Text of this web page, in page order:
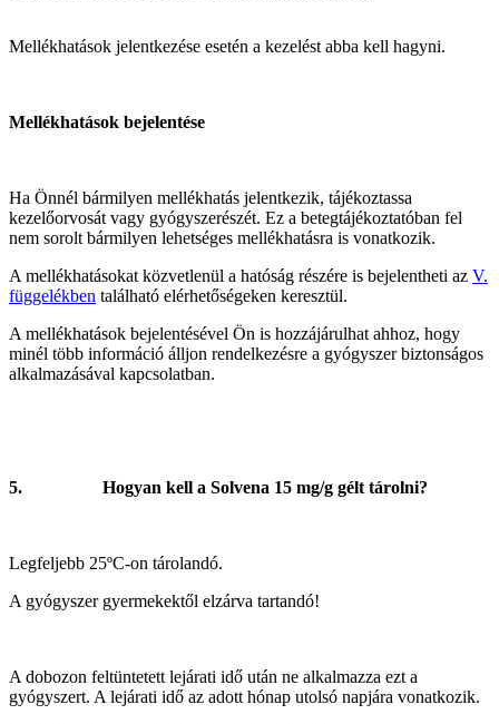
Mellékhatások jelentkezése esetén a kezelést abba kell hagyni.
Mellékhatások bejelentése
Ha Önnél bármilyen mellékhatás jelentkezik, tájékoztassa
kezelőorvosát vagy gyógyszerészét. Ez a betegtájékoztatóban fel
nem sorolt bármilyen lehetséges mellékhatásra is vonatkozik.
A mellékhatásokat közvetlenül a hatóság részére is bejelentheti az V.
függelékben található elérhetőségeken keresztül.
A mellékhatások bejelentésével Ön is hozzájárulhat ahhoz, hogy
minél több információ álljon rendelkezésre a gyógyszer biztonságos
alkalmazásával kapcsolatban.
5. Hogyan kell a Solvena 15 mg/g gélt tárolni?
Legfeljebb 25ºC-on tárolandó.
A gyógyszer gyermekektől elzárva tartandó!
A dobozon feltüntetett lejárati idő után ne alkalmazza ezt a
gyógyszert. A lejárati idő az adott hónap utolsó napjára vonatkozik.